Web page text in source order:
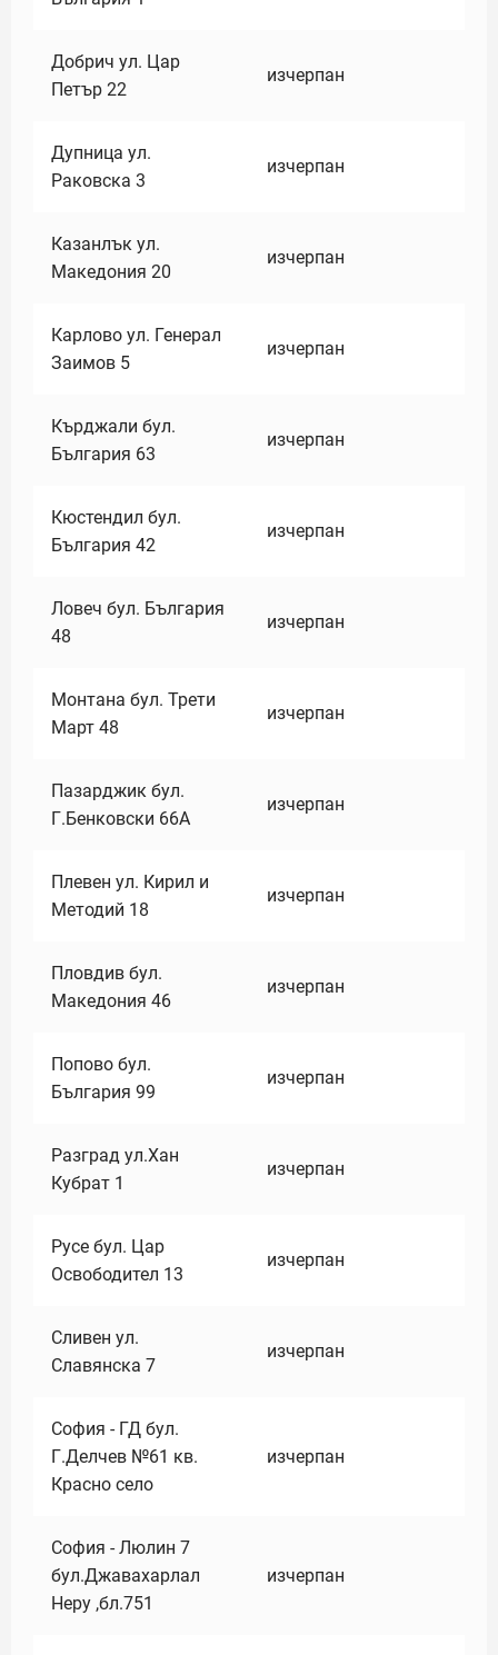
Добрич ул. Цар
Петър 22
изчерпан
Дупница ул.
Раковска 3
изчерпан
Казанлък ул.
Македония 20
изчерпан
Карлово ул. Генерал
Заимов 5
изчерпан
Кърджали бул.
България 63
изчерпан
Кюстендил бул.
България 42
изчерпан
Ловеч бул. България
48
изчерпан
Монтана бул. Трети
Март 48
изчерпан
Пазарджик бул.
Г.Бенковски 66А
изчерпан
Плевен ул. Кирил и
Методий 18
изчерпан
Пловдив бул.
Македония 46
изчерпан
Попово бул.
България 99
изчерпан
Разград ул.Хан
Кубрат 1
изчерпан
Русе бул. Цар
Освободител 13
изчерпан
Сливен ул.
Славянска 7
изчерпан
София - ГД бул.
Г.Делчев №61 кв.
Красно село
изчерпан
София - Люлин 7
бул.Джавахарлал
Неру ,бл.751
изчерпан